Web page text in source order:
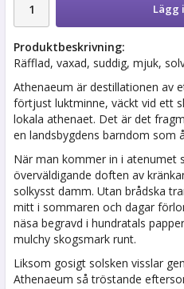
Lägg
Produktbeskrivning:
Räfflad, vaxad, suddig, mjuk,
Athenaeum är destillationen av
förtjust luktminne, väckt vid ett
lokala athenaet. Det är det
en landsbygdens barndom som
När man kommer in i atenumet
överväldigande doften av
solkysst damm. Utan brådska
mitt i sommaren och dagar
näsa begravd i hundratals
mulchy skogsmark runt.
Liksom gosigt solsken visslar
Athenaeum så tröstande